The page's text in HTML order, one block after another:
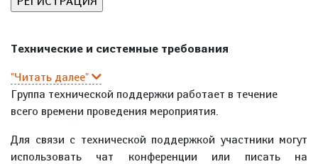
Технические и системные требования
"Читать далее"
Группа технической поддержки работает в течение
всего времени проведения мероприятия.
Для связи с технической поддержкой участники могут
использовать чат конференции или писать на